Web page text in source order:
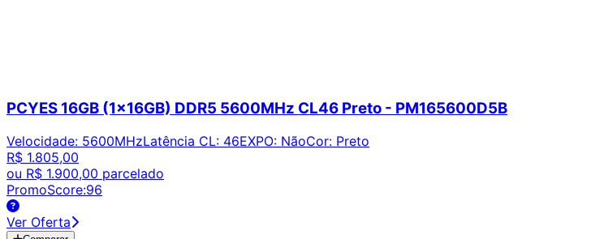
PCYES 16GB (1x16GB) DDR5 5600MHz CL46 Preto - PM165600D5B
Velocidade: 5600MHzLatência CL: 46EXPO: NãoCor: Preto
R$ 1.805,00
ou R$ 1.900,00 parcelado
PromoScore:96
Ver Oferta